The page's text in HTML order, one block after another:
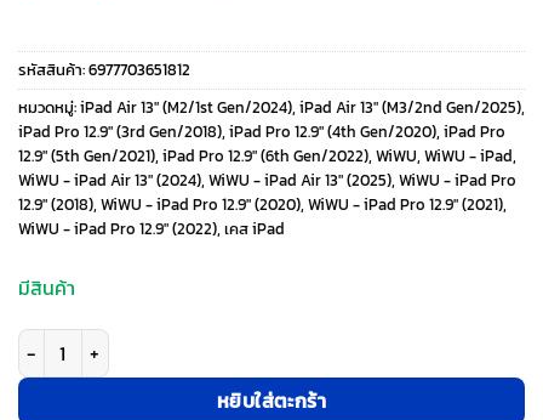
price
was:
1,190 ฿.
price
is:
790 ฿.
รหัสสินค้า:6977703651812
หมวดหมู่:iPad Air 13" (M2/1st Gen/2024), iPad Air 13" (M3/2nd Gen/2025),
iPad Pro 12.9" (3rd Gen/2018), iPad Pro 12.9" (4th Gen/2020), iPad Pro
12.9" (5th Gen/2021), iPad Pro 12.9" (6th Gen/2022), WiWU, WiWU - iPad,
WiWU - iPad Air 13" (2024), WiWU - iPad Air 13" (2025), WiWU - iPad Pro
12.9" (2018), WiWU - iPad Pro 12.9" (2020), WiWU - iPad Pro 12.9" (2021),
WiWU - iPad Pro 12.9" (2022), เคส iPad
มีสินค้า
จำนวน Wiwu รุ่น Transformers Protect Case - เคส iPad Air 13" (2025/
หยิบใส่ตะกร้า